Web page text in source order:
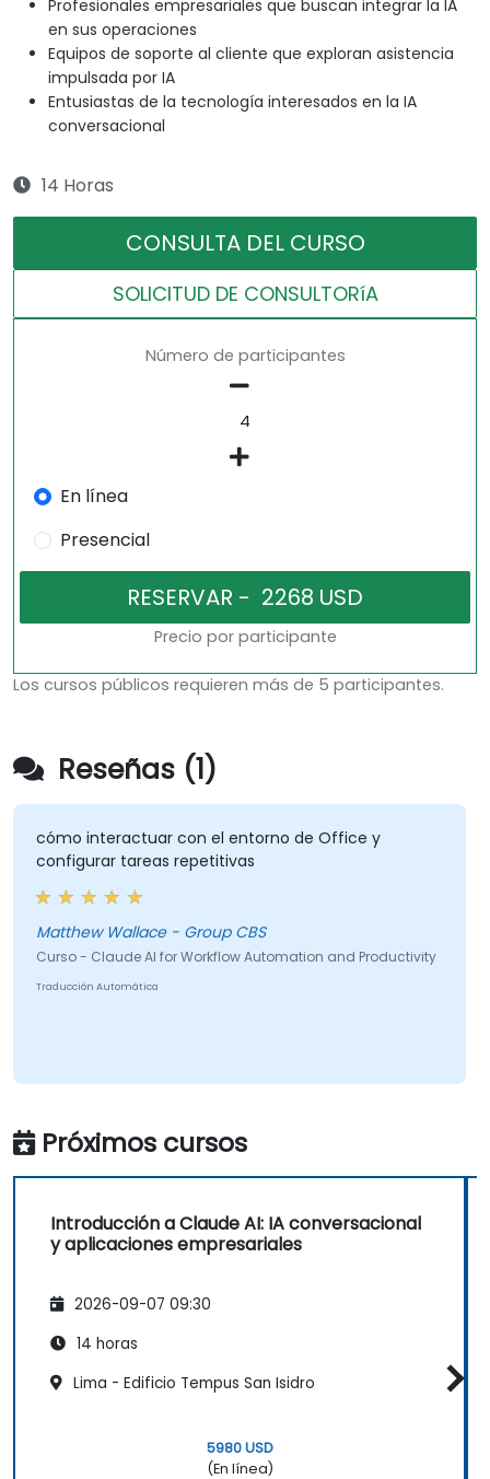
Profesionales empresariales que buscan integrar la IA
en sus operaciones
Equipos de soporte al cliente que exploran asistencia
impulsada por IA
Entusiastas de la tecnología interesados en la IA
conversacional
14 Horas
CONSULTA DEL CURSO
SOLICITUD DE CONSULTORíA
Número de participantes
En línea
Presencial
Precio por participante
Los cursos públicos requieren más de 5 participantes.
Reseñas (1)
cómo interactuar con el entorno de Office y
configurar tareas repetitivas
Matthew Wallace - Group CBS
Curso - Claude AI for Workflow Automation and Productivity
Traducción Automática
Próximos cursos
Introducción a Claude AI: IA conversacional
y aplicaciones empresariales
2026-09-07 09:30
14 horas
Lima - Edificio Tempus San Isidro
5980 USD
(En línea)